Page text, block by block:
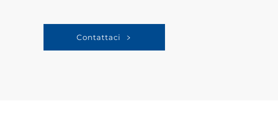
Contattaci